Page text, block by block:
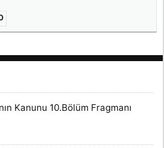
Kanunu 10.Bölüm Fragmanı